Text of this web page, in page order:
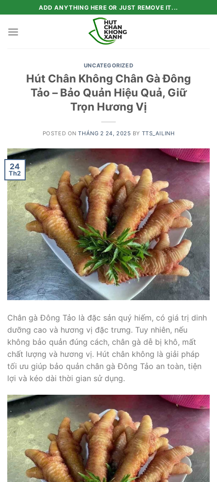
to
content
ADD ANYTHING HERE OR JUST REMOVE IT...
UNCATEGORIZED
Hút Chân Không Chân Gà Đông
Tảo – Bảo Quản Hiệu Quả, Giữ
Trọn Hương Vị
POSTED ONTHÁNG 2 24, 2025 BY TTS_AILINH
24
Th2
Chân gà Đông Tảo là đặc sản quý hiếm, có giá trị dinh
dưỡng cao và hương vị đặc trưng. Tuy nhiên, nếu
không bảo quản đúng cách, chân gà dễ bị khô, mất
chất lượng và hương vị. Hút chân không là giải pháp
tối ưu giúp bảo quản chân gà Đông Tảo an toàn, tiện
lợi và kéo dài thời gian sử dụng.